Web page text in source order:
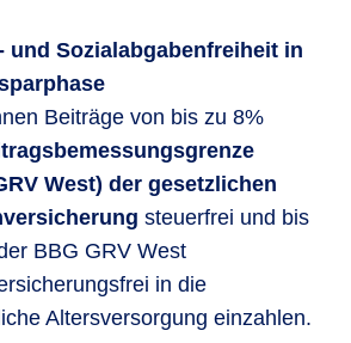
und Sozialabgabenfreiheit in
Beiträge von bis zu 8%
West) der gesetzlichen
steuerfrei und bis
BBG GRV West
in die
Altersversorgung einzahlen.